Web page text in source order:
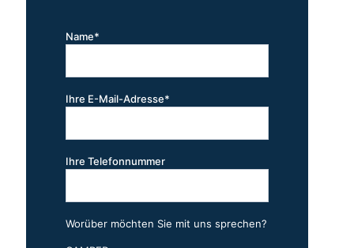
Name*
Ihre E-Mail-Adresse*
Ihre Telefonnummer
Worüber möchten Sie mit uns sprechen?